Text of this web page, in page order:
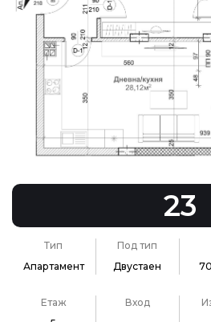
23
Тип
Апартамент
Под тип
Двустаен
Етаж
Вход